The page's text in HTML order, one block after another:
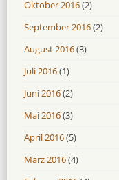
Oktober 2016(2)
September 2016(2)
August 2016(3)
Juli 2016(1)
Juni 2016(2)
Mai 2016(3)
April 2016(5)
März 2016(4)